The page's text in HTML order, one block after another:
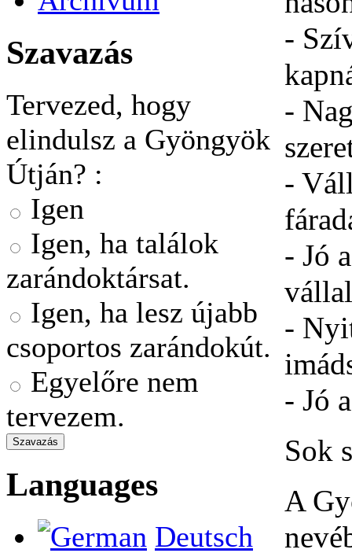
Szavazás
Tervezed, hogy
elindulsz a Gyöngyök
Útján? :
Igen
Igen, ha találok
zarándoktársat.
Igen, ha lesz újabb
csoportos zarándokút.
Egyelőre nem
tervezem.
Languages
Deutsch
-
-
-
- Jó
-
- Jó
Sok
A